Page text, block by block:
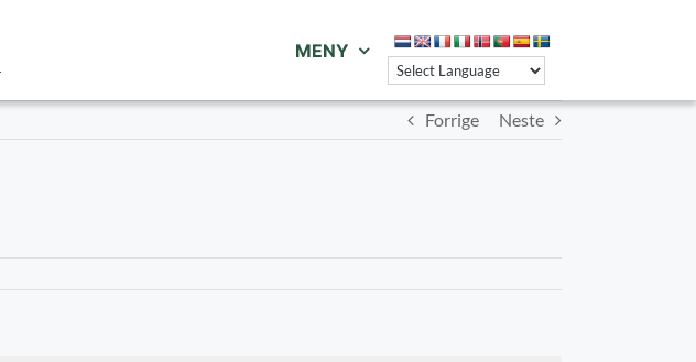
MENY
Forrige Neste